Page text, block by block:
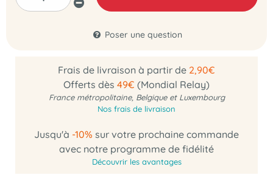
Poser une question
Frais de livraison à partir de 2,90€
Offerts dès 49€ (Mondial Relay)
France métropolitaine, Belgique et Luxembourg
Nos frais de livraison
Jusqu'à -10% sur votre prochaine commande
avec notre programme de fidélité
Découvrir les avantages